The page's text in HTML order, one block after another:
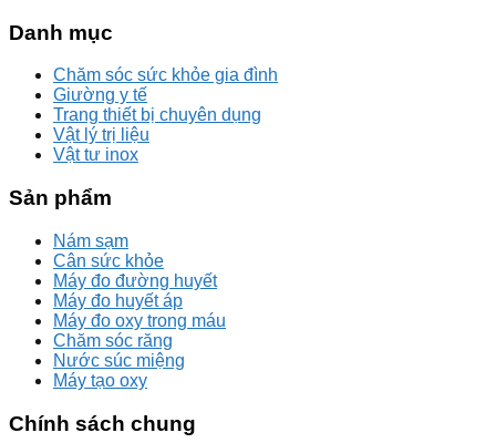
Danh mục
Chăm sóc sức khỏe gia đình
Giường y tế
Trang thiết bị chuyên dụng
Vật lý trị liệu
Vật tư inox
Sản phẩm
Nám sạm
Cân sức khỏe
Máy đo đường huyết
Máy đo huyết áp
Máy đo oxy trong máu
Chăm sóc răng
Nước súc miệng
Máy tạo oxy
Chính sách chung